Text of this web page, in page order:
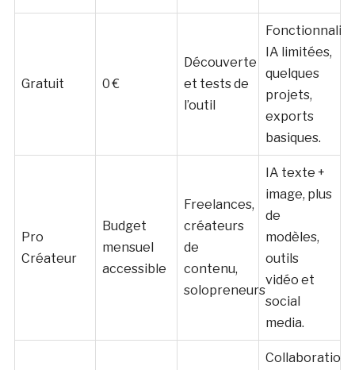
Gratuit 0 €
Découverte
et tests de
l’outil
IA limitées,
quelques
projets,
exports
basiques.
Pro
Créateur
Budget
mensuel
accessible
Freelances,
créateurs
de
contenu,
solopreneurs
IA texte +
image, plus
de
modèles,
outils
vidéo et
social
media.
Collaboration